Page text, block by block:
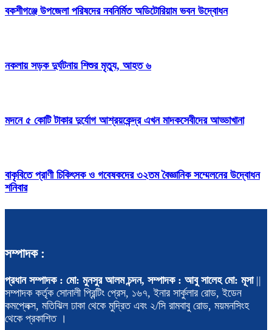
বকশীগঞ্জে উপজেলা পরিষদের নবনির্মিত অডিটোরিয়াম ভবন উদ্বোধন
নকলায় সড়ক দুর্ঘটনায় শিশুর মৃত্যু, আহত ৬
মদনে ৫ কোটি টাকার দুর্যোগ আশ্রয়কেন্দ্র এখন মাদকসেবীদের আড্ডাখানা
বাকৃবিতে প্রাণী চিকিৎসক ও গবেষকদের ৩২তম বৈজ্ঞানিক সম্মেলনের উদ্বোধন
শনিবার
সম্পাদক :
প্রধান সম্পাদক : মো: মুনসুর আলম চন্দন, সম্পাদক : আবু সালেহ মো: মূসা||
সম্পাদক কর্তৃক সোনালী প্রিন্টিং প্রেস, ১৬৭, ইনার সার্কুলার রোড, ইডেন
কমপ্লেক্স, মতিঝিল ঢাকা থেকে মুদ্রিত এবং ২/সি রামবাবু রোড, ময়মনসিংহ
থেকে প্রকাশিত ।